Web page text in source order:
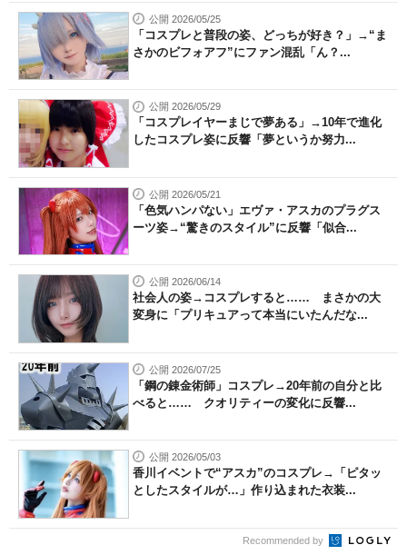
公開 2026/05/25
「コスプレと普段の姿、どっちが好き？」→“ま
さかのビフォアフ”にファン混乱「ん？...
公開 2026/05/29
「コスプレイヤーまじで夢ある」→10年で進化
したコスプレ姿に反響「夢というか努力...
公開 2026/05/21
「色気ハンパない」エヴァ・アスカのプラグス
ーツ姿→“驚きのスタイル”に反響「似合...
公開 2026/06/14
社会人の姿→コスプレすると…… まさかの大
変身に「プリキュアって本当にいたんだな...
公開 2026/07/25
「鋼の錬金術師」コスプレ→20年前の自分と比
べると…… クオリティーの変化に反響...
公開 2026/05/03
香川イベントで“アスカ”のコスプレ→「ピタッ
としたスタイルが…」作り込まれた衣装...
Recommended by